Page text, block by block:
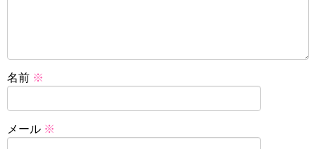
名前 ※
メール ※